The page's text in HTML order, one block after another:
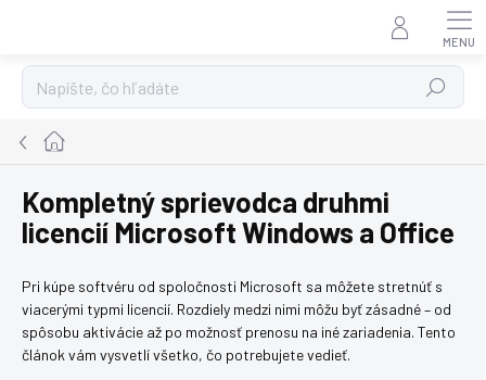
Hľadať
Domov
Kompletný sprievodca druhmi
licencií Microsoft Windows a Office
Pri kúpe softvéru od spoločnosti Microsoft sa môžete stretnúť s
viacerými typmi licencií. Rozdiely medzi nimi môžu byť zásadné – od
spôsobu aktivácie až po možnosť prenosu na iné zariadenia. Tento
článok vám vysvetlí všetko, čo potrebujete vedieť.